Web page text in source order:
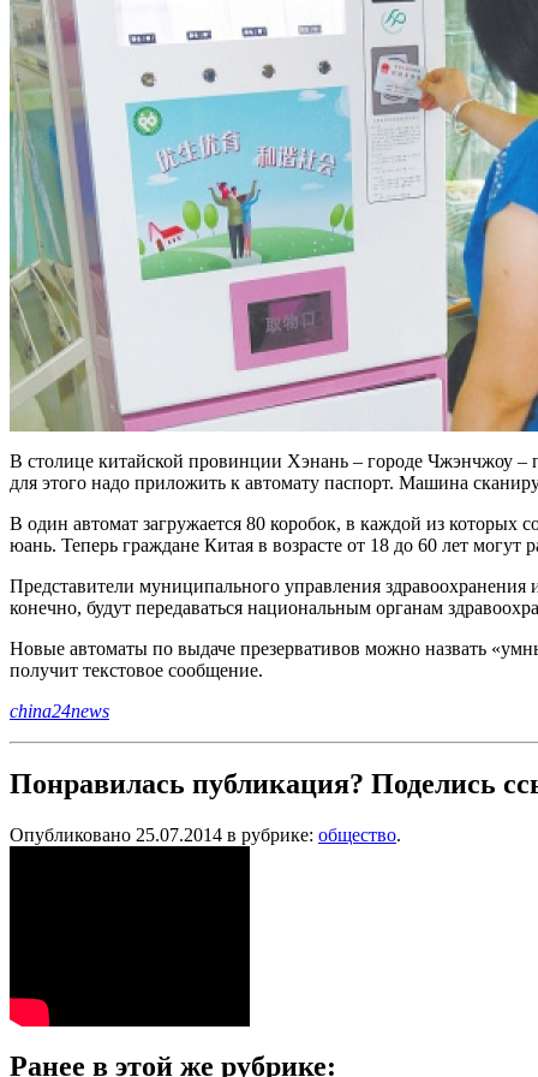
В столице китайской провинции Хэнань – городе Чжэнчжоу –
для этого надо приложить к автомату паспорт. Машина
В один автомат загружается 80 коробок, в каждой из которых
юань. Теперь граждане Китая в возрасте от 18 до 60 лет могут
Представители муниципального управления
конечно, будут передаваться национальным органам
Новые автоматы по выдаче презервативов можно назвать
получит текстовое сообщение.
china24news
Понравилась публикация? Поделись
Опубликовано 25.07.2014 в рубрике: общество.
Ранее в этой же рубрике: